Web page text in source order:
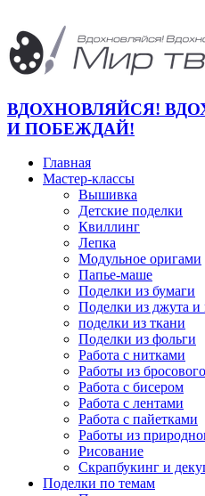
ВДОХНОВЛЯЙСЯ!
И ПОБЕЖДАЙ!
Главная
Мастер-классы
Вышивка
Детские поделки
Квиллинг
Лепка
Модульное оригами
Папье-маше
Поделки из бумаги
Поделки из джута и
поделки из ткани
Поделки из фольги
Работа с нитками
Работы из
Работа с бисером
Работа с лентами
Работа с пайетками
Работы из
Рисование
Скрапбукинг и
Поделки по темам